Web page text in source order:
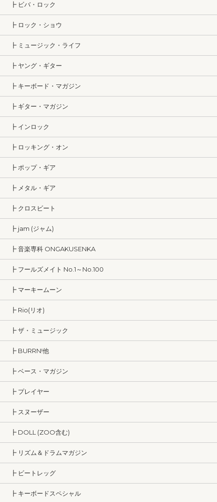
┣ ビバ・ロック
┣ ロック・ショウ
┣ ミュージック・ライフ
┣ ヤング・ギター
┣ キーボード・マガジン
┣ ギター・マガジン
┣ インロック
┣ ロッキング・オン
┣ ポップ・ギア
┣ メタル・ギア
┣ クロスビート
┣ jam (ジャム)
┣ 音楽専科 ONGAKUSENKA
┣ フールズメイト No.1～No.100
┣ マーキームーン
┣ Rio(リオ)
┣ ザ・ミュージック
┣ BURRN!他
┣ ベース・マガジン
┣ プレイヤー
┣ スヌーザー
┣ DOLL (ZOO含む)
┣ リズム＆ドラムマガジン
┣ ビートレッグ
┣ キーボードスペシャル